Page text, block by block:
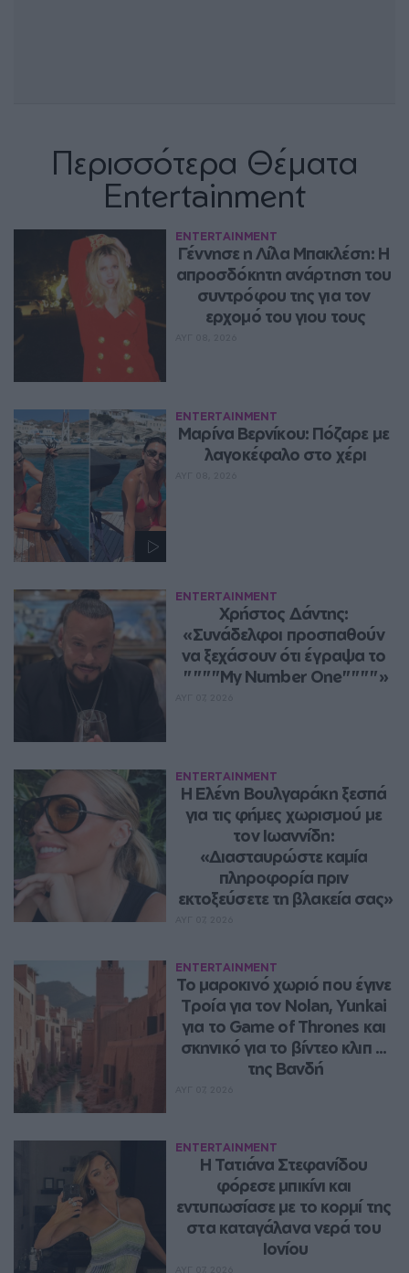
Περισσότερα Θέματα
Entertainment
ENTERTAINMENT
Γέννησε η Λίλα Μπακλέση: Η
απροσδόκητη ανάρτηση του
συντρόφου της για τον
ερχομό του γιου τους
ENTERTAINMENT
Μαρίνα Βερνίκου: Πόζαρε με
λαγοκέφαλο στο χέρι
ENTERTAINMENT
Χρήστος Δάντης:
«Συνάδελφοι προσπαθούν
να ξεχάσουν ότι έγραψα το
""""My Number One""""»
ENTERTAINMENT
Η Ελένη Βουλγαράκη ξεσπά
για τις φήμες χωρισμού με
τον Ιωαννίδη:
«Διασταυρώστε καμία
πληροφορία πριν
εκτοξεύσετε τη βλακεία σας»
ENTERTAINMENT
Το μαροκινό χωριό που έγινε
Τροία για τον Nolan, Yunkai
για το Game of Thrones και
σκηνικό για το βίντεο κλιπ ...
της Βανδή
ENTERTAINMENT
Η Τατιάνα Στεφανίδου
φόρεσε μπικίνι και
εντυπωσίασε με το κορμί της
στα καταγάλανα νερά του
Ιονίου